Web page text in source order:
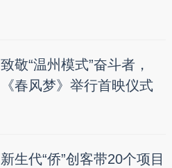
致敬“温州模式”奋斗者，
《春风梦》举行首映仪式
新生代“侨”创客带20个项目